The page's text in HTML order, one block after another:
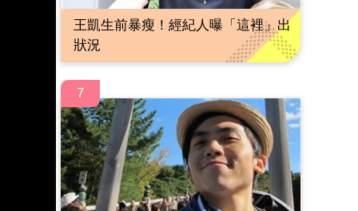
王凱生前暴瘦！經紀人曝「這裡」出
狀況
7